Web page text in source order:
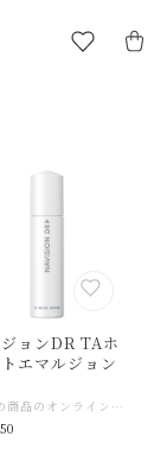
ョンDR TAホ
エマルジョン
※この商品のオンライン購入はBIJOU CLINICでの診察・オンラインカウンセリングが一度必要です。過去に診察済みのお客様は購入可能です。 ナビジョンDR TAホワイトエマルジョン Ⅱ n 乳液・クリーム ¥ 9,350 / 120ml 【成分と特徴】 ・トラネキサム酸 (美白有効成分) ・4-メトキシサリチル酸カリウム塩 (美白有効成分) ・グリチルリチン酸ジカリウム (有効成分) ・酢酸DL-α-トコフェロール (有効成分) 肌にふっくらとしたハリを届ける薬用美白乳液。先進の成分を肌にとどめて濃密なうるおいを肌に満たしながら、同時に2つの美白有効成分「トラネキサム酸」「4MSK*」がメラニンの生成をおさえ、シミ・ソバカスを防ぎます。 資生堂が独自開発した保湿成分「ステムランDG**」配合。 *4-メトキシサリチル酸カリウム塩 **ヒドロキシエチルエチレンウレア、DL-アラニン、濃グリセリン(保湿) 濃密なうるおいを肌にめぐらせながら、同時に美白成分がメラニンの生成を抑え、シミ・そばかすを防ぐ薬用美白乳液(しっとりうるおうタイプ)。 2つの美白有効成分(トラネキサム酸、4MSK)を肌の奥まですばやく届け、メラニン色素の生成をおさえ、シミ・ソバカスを防ぐ薬用美白スキンケアシリーズ しっとりとうるおい、美しい透明感とハリ弾力のある潤素肌へと導きます。 〇2つの美白有効成分 トラネキサム酸と4MSK〇 メラニン色素の生成をおさえ、シミ・ソバカスを防ぐ効能効果をもつ医薬部外品有効成分をW配合をしています。 ・トラネキサム酸とは アミノ酸の一種で、美白効果の他に肌あれ防止効果もあります。 ・4MSKとは 4-メトキシサリチル酸カリウム塩の略称で、サリチル酸の誘導体です。 【全成分】 ヒドロキシエチルエチレンウレア、DL-アラニン、濃グリセリン、2-O-エチル-L-アスコルビン酸、ヒアルロン酸ナトリウム(2)、ユビデカレノン、オドリコソウエキス、ウコンエキス、精製水、1,3-ブチレングリコール、ジプロピレングリコール、α-オレフィンオリゴマー、テトラ2-エチルヘキサン酸ペンタエリトリット、ワセリン、メチルポリシロキサン、イソステアリン酸ポリオキシエチレングリセリル、ジグリセリン、トリ2-エチルヘキサン酸グリセリル、ベヘニルアルコール、モノステアリン酸ポリオキシエチレングリセリル、ステアリン酸、ミリスチン酸ミリスチル、イソステアリン酸、ベヘニン酸、バチルアルコール、ポリオキシエチレン(14)ポリオキシプロピレン(7)ジメチルエーテル、水酸化カリウム、カルボキシビニルポリマー、エリスリトール、ジイソステアリン酸グリセリル、N-ラウロイル-L-グルタミン酸ジ(フィトステリル・2-オクチルドデシル)、サクシノグルカン、エデト酸二ナトリウム、L-アルギニン、メタリン酸ナトリウム、ピロ亜硫酸ナトリウム、フェノキシエタノール、ベンガラ 【注意事項】 ※施術直後は、肌に異常がないことを確認してからお使いください。 ※日のあたるところや高温のところに置かないでください。 ※直射日光にあたってお肌に異常があらわれたときは、ご使用をおやめください。 <無香料> <防腐剤(パラベン)無添加> <ニキビのもとになりにくい処方> <ノンコメドジェニックテスト済み> <アレルギーテスト済み> ※すべての方にニキビができない、アレルギー皮ふ刺激が起こらないというわけではありません。 ※お肌に異常が生じてないかよく確認して使用してください。 ※傷やはれもの・湿しんなど異常のある部位にはお使いにならないでください。 ※また、赤み・はれ・かゆみ・刺激・色抜け(白斑等)や黒ずみなどの異常があらわれたときは、使用を中止し皮ふ科医などにご相談ください。続けてお使いになりますと悪化させることがあります。 ※目に入らないように注意し、入ったときはすぐに洗い流してください。